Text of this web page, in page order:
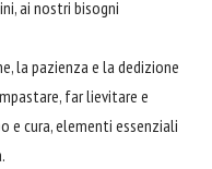
ai nostri bisogni
la pazienza e la dedizione
far lievitare e
e cura, elementi essenziali